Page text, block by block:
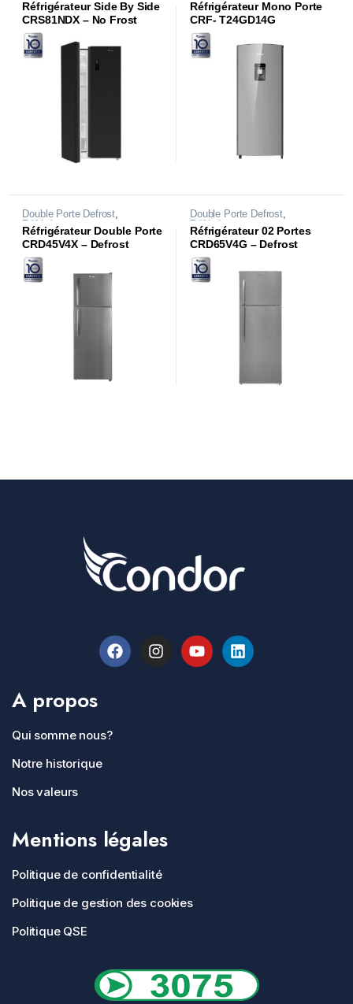
Réfrigérateur Side By Side
CRS81NDX – No Frost
Inverter
Réfrigérateur Mono Porte
CRF- T24GD14G
Double Porte Defrost,
Réfrigérateurs
Réfrigérateur Double Porte
CRD45V4X – Defrost
Double Porte Defrost,
Réfrigérateurs
Réfrigérateur 02 Portes
CRD65V4G – Defrost
A propos
Qui somme nous?
Notre historique
Nos valeurs
Mentions légales
Politique de confidentialité
Politique de gestion des cookies
Politique QSE